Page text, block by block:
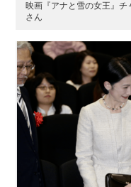
映画『アナと雪の女王』
さん